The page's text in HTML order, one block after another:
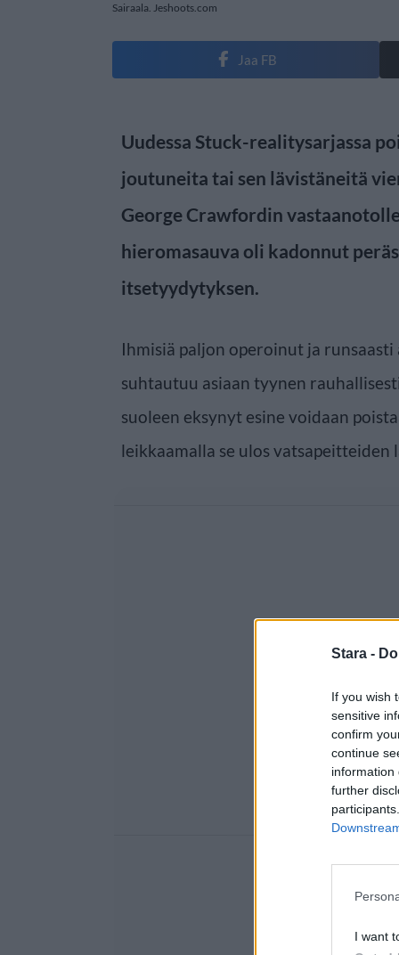
Stara -
If you wish
sensitive
confirm
continue
information
further
I want
Sairaala. Jeshoots.com
Jaa FB
Uudessa Stuck-realitysarjassa
joutuneita tai sen lävistäneitä
George Crawfordin
hieromasauva oli kadonnut
itsetyydytyksen.
Ihmisiä paljon operoinut ja
suhtautuu asiaan tyynen
suoleen eksynyt esine voidaan
leikkaamalla se ulos vatsapeitteiden